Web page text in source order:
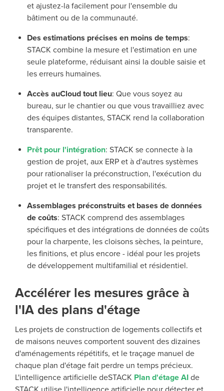
et ajustez-la facilement pour l'ensemble du
bâtiment ou de la communauté.
Des estimations précises en moins de temps:
STACK combine la mesure et l'estimation en une
seule plateforme, réduisant ainsi la double saisie et
les erreurs humaines.
Accès auCloud tout lieu: Que vous soyez au
bureau, sur le chantier ou que vous travailliez avec
des équipes distantes, STACK rend la collaboration
transparente.
Prêt pour l'intégration: STACK se connecte à la
gestion de projet, aux ERP et à d'autres systèmes
pour rationaliser la préconstruction, l'exécution du
projet et le transfert des responsabilités.
Assemblages préconstruits et bases de données
de coûts: STACK comprend des assemblages
spécifiques et des intégrations de données de coûts
pour la charpente, les cloisons sèches, la peinture,
les finitions, et plus encore - idéal pour les projets
de développement multifamilial et résidentiel.
Accélérer les mesures grâce à
l'IA des plans d'étage
Les projets de construction de logements collectifs et
de maisons neuves comportent souvent des dizaines
d'aménagements répétitifs, et le traçage manuel de
chaque plan d'étage fait perdre un temps précieux.
L'intelligence artificielle deSTACK Plan d'étage AI de